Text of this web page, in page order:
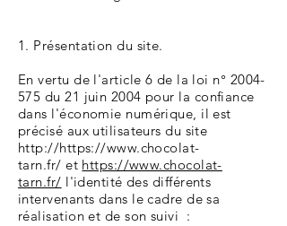
1. Présentation du site.
En vertu de l'article 6 de la loi n° 2004-
575 du 21 juin 2004 pour la confiance
dans l'économie numérique, il est
précisé aux utilisateurs du site
http://https://www.chocolat-
tarn.fr/ et https://www.chocolat-
tarn.fr/ l'identité des différents
intervenants dans le cadre de sa
réalisation et de son suivi :